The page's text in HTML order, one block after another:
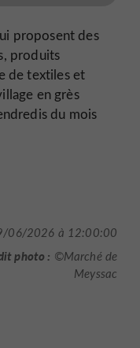
proposent des
produits
de textiles et
en grès
du mois
06/2026 à 12:00:00
photo : ©Marché de
Meyssac